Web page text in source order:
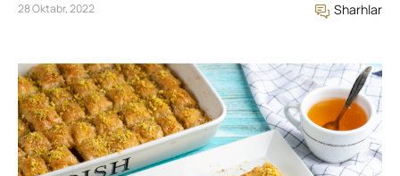
28 Oktabr, 2022 Sharhlar